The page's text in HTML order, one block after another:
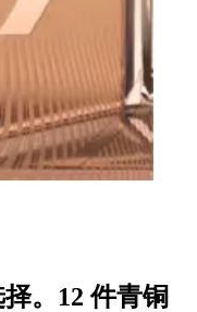
。12 件青铜